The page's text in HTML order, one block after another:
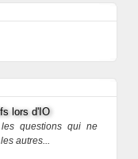
lors d'IO
questions qui ne
autres...